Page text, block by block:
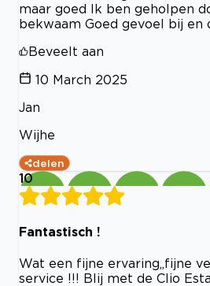
maar goed Ik ben geholpen
bekwaam Goed gevoel bij en
Beveelt aan
10 March 2025
Jan
Wijhe
delen
10
Fantastisch !
Wat een fijne ervaring,,fijne
service !!! Blij met de Clio